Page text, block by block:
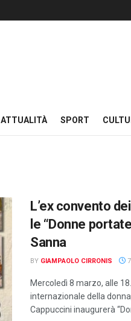
ATTUALITÀ SPORT
L’ex convento
le “Donne
Sanna
BY GIAMPAOLO CIRRONIS
Mercoledì 8 marzo, alle
internazionale della
Cappuccini inaugurerà